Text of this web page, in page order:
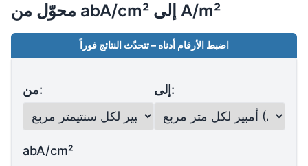
محوّل من abA/cm² إلى A/m²
اضبط الأرقام أدناه – تتحدّث النتائج فوراً
من: إلى:
abA/cm²